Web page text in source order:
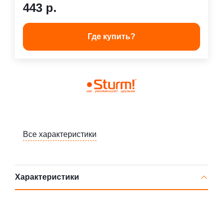
443 р.
Где купить?
Все характеристики
Характеристики